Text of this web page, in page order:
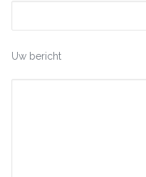
Uw bericht